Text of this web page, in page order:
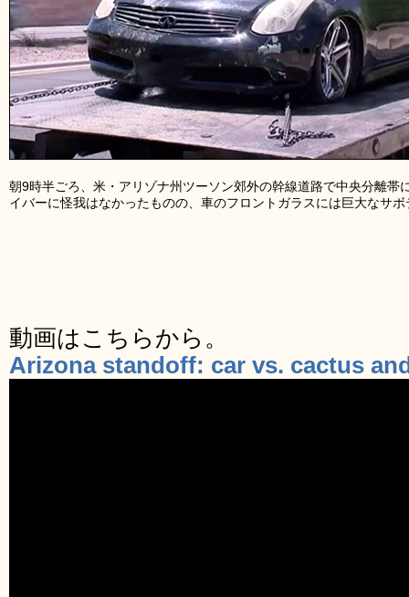
朝9時半ごろ、米・アリゾナ州ツーソン郊外の幹線道路で中央分離帯
イバーに怪我はなかったものの、車のフロントガラスには巨大なサ
動画はこちらから。
Arizona standoff: car vs. cactus